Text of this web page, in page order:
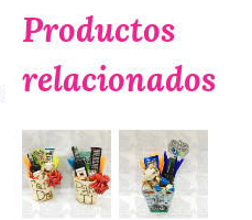
Productos
relacionados